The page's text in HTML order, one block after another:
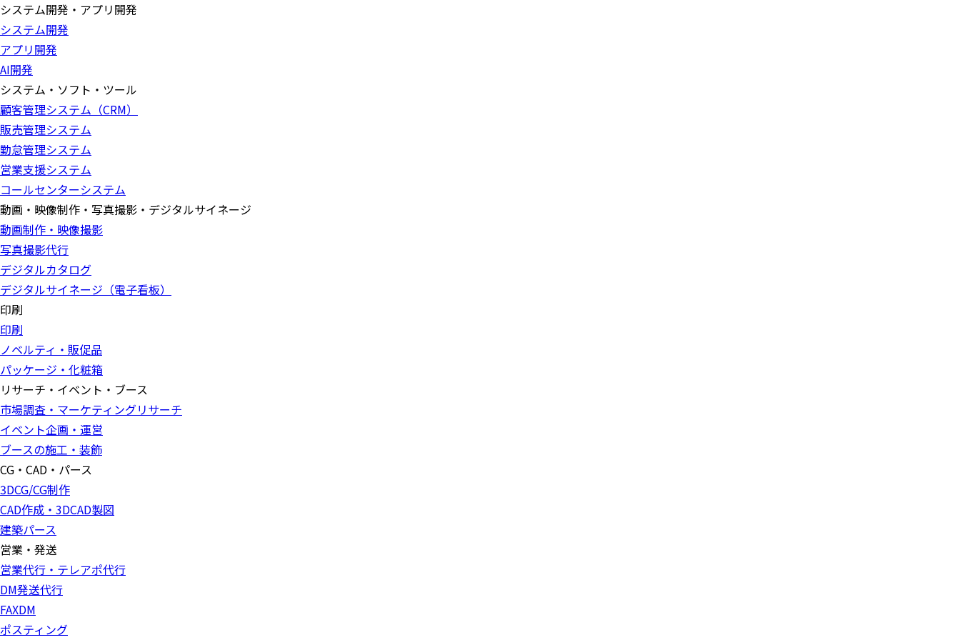
システム開発・アプリ開発
システム開発
アプリ開発
AI開発
システム・ソフト・ツール
顧客管理システム（CRM）
販売管理システム
勤怠管理システム
営業支援システム
コールセンターシステム
動画・映像制作・写真撮影・デジタルサイネージ
動画制作・映像撮影
写真撮影代行
デジタルカタログ
デジタルサイネージ（電子看板）
印刷
印刷
ノベルティ・販促品
パッケージ・化粧箱
リサーチ・イベント・ブース
市場調査・マーケティングリサーチ
イベント企画・運営
ブースの施工・装飾
CG・CAD・パース
3DCG/CG制作
CAD作成・3DCAD製図
建築パース
営業・発送
営業代行・テレアポ代行
DM発送代行
FAXDM
ポスティング